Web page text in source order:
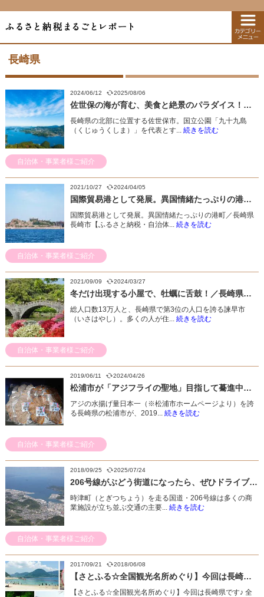
長崎県
2024/06/12 2025/08/06
佐世保の海が育む、美食と絶景のパラダイス！／長崎県佐世保市
長崎県の北部に位置する佐世保市。国立公園「九十九島
（くじゅうくしま）」を代表とす... 続きを読む
自治体・事業者様ご紹介
2021/10/27 2024/04/05
国際貿易港として発展。異国情緒たっぷりの港町／長崎県長崎市
国際貿易港として発展。異国情緒たっぷりの港町／長崎県
長崎市【ふるさと納税・自治体... 続きを読む
自治体・事業者様ご紹介
2021/09/09 2024/03/27
冬だけ出現する小屋で、牡蠣に舌鼓！／長崎県諫早市
総人口数13万人と、長崎県で第3位の人口を誇る諫早市
（いさはやし）。多くの人が住... 続きを読む
自治体・事業者様ご紹介
2019/06/11 2024/04/26
松浦市が「アジフライの聖地」目指して驀進中！／長崎県松浦市
アジの水揚げ量日本一（※松浦市ホームページより）を誇
る長崎県の松浦市が、2019... 続きを読む
自治体・事業者様ご紹介
2018/09/25 2025/07/24
206号線がぶどう街道になったら、ぜひドライブを！／長崎県時津町
時津町（とぎつちょう）を走る国道・206号線は多くの商
業施設が立ち並ぶ交通の主要... 続きを読む
自治体・事業者様ご紹介
2017/09/21 2018/06/08
【さとふる☆全国観光名所めぐり】今回は長崎県です♪
【さとふる☆全国観光名所めぐり】今回は長崎県です♪ 全